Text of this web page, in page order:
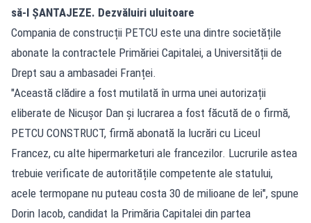
să-l ȘANTAJEZE. Dezvăluiri uluitoare
Compania de construcții PETCU este una dintre societățile
abonate la contractele Primăriei Capitalei, a Universității de
Drept sau a ambasadei Franței.
"Această clădire a fost mutilată în urma unei autorizații
eliberate de Nicușor Dan și lucrarea a fost făcută de o firmă,
PETCU CONSTRUCT, firmă abonată la lucrări cu Liceul
Francez, cu alte hipermarketuri ale francezilor. Lucrurile astea
trebuie verificate de autoritățile competente ale statului,
acele termopane nu puteau costa 30 de milioane de lei", spune
Dorin Iacob, candidat la Primăria Capitalei din partea